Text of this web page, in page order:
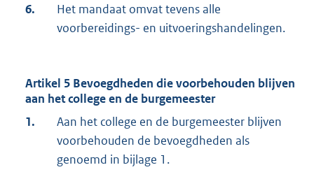
6.
Het mandaat omvat tevens alle
voorbereidings- en uitvoeringshandelingen.
Artikel 5 Bevoegdheden die voorbehouden blijven
aan het college en de burgemeester
1.
Aan het college en de burgemeester blijven
voorbehouden de bevoegdheden als
genoemd in bijlage 1.